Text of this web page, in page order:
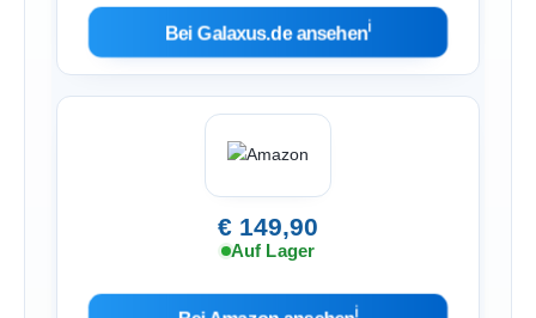
Bei Galaxus.de ansehenℹ︎
€ 149,90
Auf Lager
ℹ︎